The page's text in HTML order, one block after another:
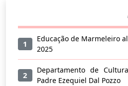
1
Educação de Marmeleiro
2025
2
Departamento de
Padre Ezequiel Dal Pozzo